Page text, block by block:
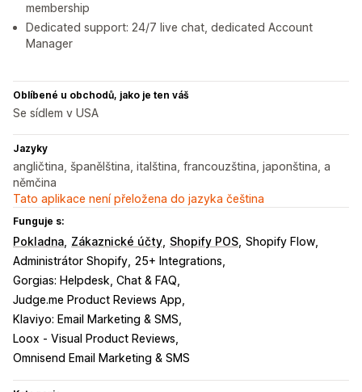
membership
Dedicated support: 24/7 live chat, dedicated Account
Manager
Oblíbené u obchodů, jako je ten váš
Se sídlem v USA
Jazyky
angličtina, španělština, italština, francouzština, japonština, a
němčina
Tato aplikace není přeložena do jazyka čeština
Funguje s:
Pokladna Zákaznické účty Shopify POS Shopify Flow
Administrátor Shopify 25+ Integrations
Gorgias: Helpdesk, Chat & FAQ
Judge.me Product Reviews App
Klaviyo: Email Marketing & SMS
Loox ‑ Visual Product Reviews
Omnisend Email Marketing & SMS